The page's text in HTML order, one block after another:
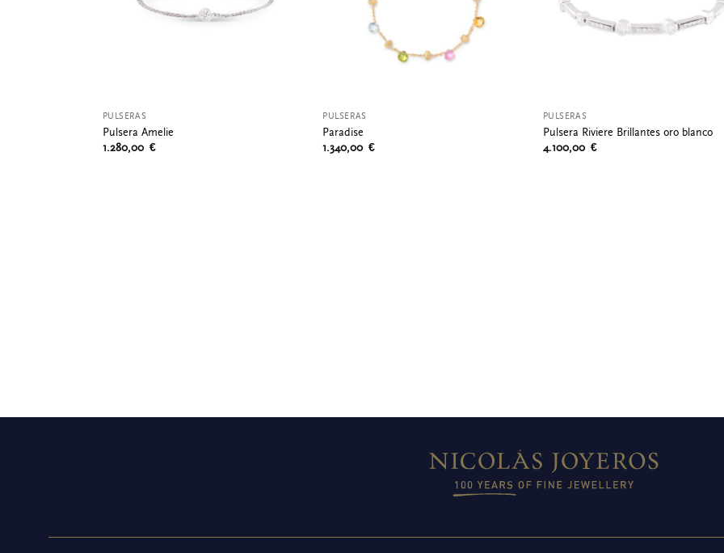
PULSERAS
Pulsera Amelie
1.280,00 €
PULSERAS
Paradise
1.340,00€
PULSERAS
Pulsera Riviere Brillantes oro blanco
4.100,00 €